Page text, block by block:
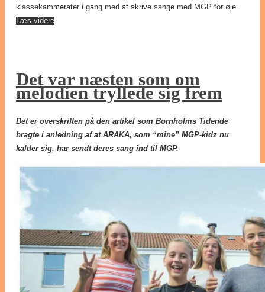
klassekammerater i gang med at skrive sange med MGP for øje.
Læs videre
Det var næsten som om
melodien tryllede sig frem
Det er overskriften på den artikel som Bornholms Tidende
bragte i anledning af at ARAKA, som “mine” MGP-kidz nu
kalder sig, har sendt deres sang ind til MGP.